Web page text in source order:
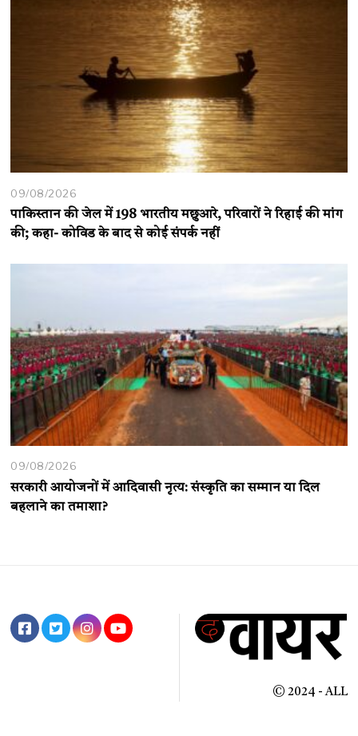
09/08/2026
पाकिस्तान की जेल में 198 भारतीय मछुआरे, परिवारों ने रिहाई की मांग
की; कहा- कोविड के बाद से कोई संपर्क नहीं
09/08/2026
सरकारी आयोजनों में आदिवासी नृत्य: संस्कृति का सम्मान या दिल
बहलाने का तमाशा?
© 2024 - ALL